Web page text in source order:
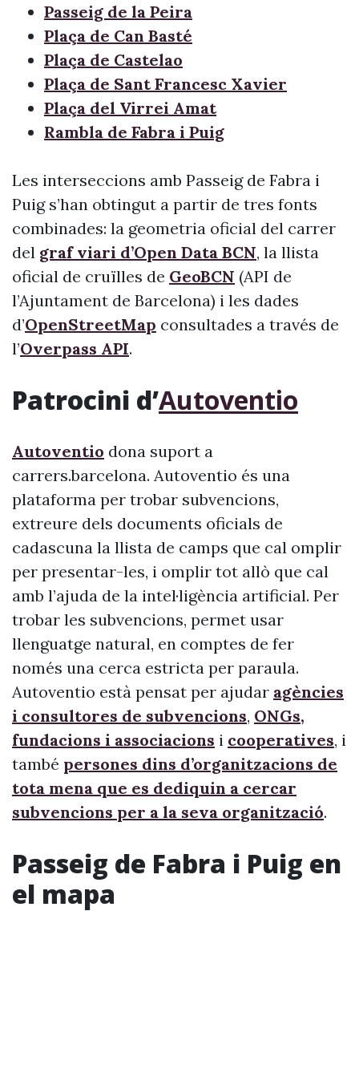
Passeig de la Peira
Plaça de Can Basté
Plaça de Castelao
Plaça de Sant Francesc Xavier
Plaça del Virrei Amat
Rambla de Fabra i Puig
Les interseccions amb Passeig de Fabra i
Puig s’han obtingut a partir de tres fonts
combinades: la geometria oficial del carrer
del graf viari d’Open Data BCN, la llista
oficial de cruïlles de GeoBCN (API de
l’Ajuntament de Barcelona) i les dades
d’OpenStreetMap consultades a través de
l’Overpass API.
Patrocini d’Autoventio
Autoventio dona suport a
carrers.barcelona. Autoventio és una
plataforma per trobar subvencions,
extreure dels documents oficials de
cadascuna la llista de camps que cal omplir
per presentar-les, i omplir tot allò que cal
amb l’ajuda de la intel·ligència artificial. Per
trobar les subvencions, permet usar
llenguatge natural, en comptes de fer
només una cerca estricta per paraula.
Autoventio està pensat per ajudar agències
i consultores de subvencions, ONGs,
fundacions i associacions i cooperatives, i
també persones dins d’organitzacions de
tota mena que es dediquin a cercar
subvencions per a la seva organització.
Passeig de Fabra i Puig en
el mapa